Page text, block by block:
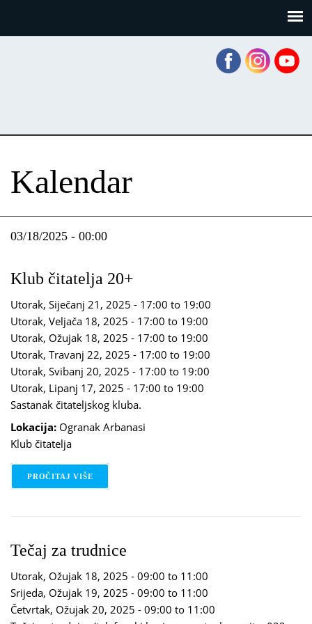
Kalendar
03/18/2025 - 00:00
Klub čitatelja 20+
Utorak, Siječanj 21, 2025 - 17:00 to 19:00
Utorak, Veljača 18, 2025 - 17:00 to 19:00
Utorak, Ožujak 18, 2025 - 17:00 to 19:00
Utorak, Travanj 22, 2025 - 17:00 to 19:00
Utorak, Svibanj 20, 2025 - 17:00 to 19:00
Utorak, Lipanj 17, 2025 - 17:00 to 19:00
Sastanak čitateljskog kluba.
Lokacija: Ogranak Arbanasi
Klub čitatelja
PROČITAJ VIŠE
Tečaj za trudnice
Utorak, Ožujak 18, 2025 - 09:00 to 11:00
Srijeda, Ožujak 19, 2025 - 09:00 to 11:00
Četvrtak, Ožujak 20, 2025 - 09:00 to 11:00